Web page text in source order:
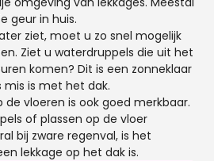
geur in huis.
ziet, moet u zo snel mogelijk
Ziet u waterdruppels die uit het
komen? Dit is een zonneklaar
is met het dak.
vloeren is ook goed merkbaar.
of plassen op de vloer
bij zware regenval, is het
lekkage op het dak is.